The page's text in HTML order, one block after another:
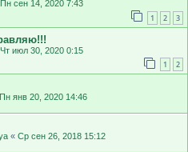
Пн сен 14, 2020 7:43
1 2 3
Чт июл 30, 2020 0:15
1 2
Пн янв 20, 2020 14:46
« Ср сен 26, 2018 15:12